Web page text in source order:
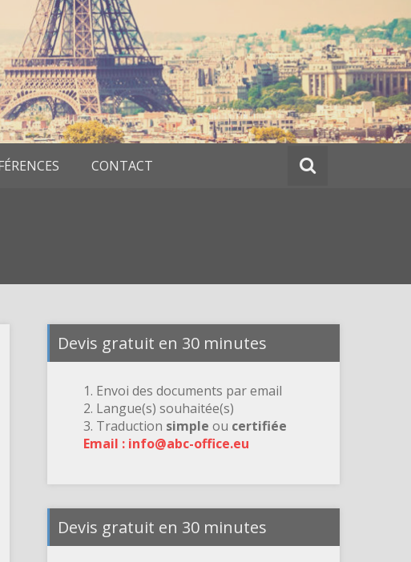
CONTACT
Devis gratuit en 30 minutes
1. Envoi des documents par email
2. Langue(s) souhaitée(s)
3. Traduction simple ou certifiée
Email : info@abc-office.eu
Devis gratuit en 30 minutes